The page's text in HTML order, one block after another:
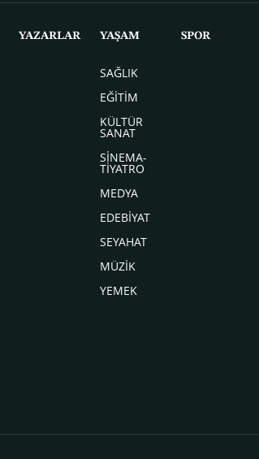
YAZARLAR YAŞAM
SAĞLIK
EĞİTİM
KÜLTÜR
SANAT
SİNEMA-
TİYATRO
MEDYA
EDEBİYAT
SEYAHAT
MÜZİK
YEMEK
SPOR